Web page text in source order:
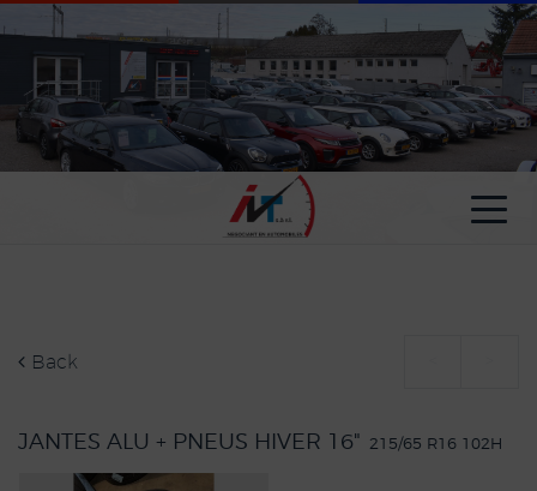
Back
JANTES ALU + PNEUS HIVER 16" 215/65 R16 102H
Cookies management panel